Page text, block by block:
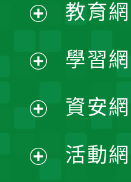
選
單
開
選
單
開
選
單
開
選
開
教育
學習
資安
活動